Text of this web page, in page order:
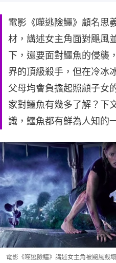
電影《噬逃險鱷》顧名思
材，講述女主角面對颶風
下，還要面對鱷魚的侵襲
界的頂級殺手，但在冷冰
父母均會負擔起照顧子女
家對鱷魚有幾多了解？下
識，鱷魚都有鮮為人知的
電影《噬逃險鱷》講述女主角被颶風毀